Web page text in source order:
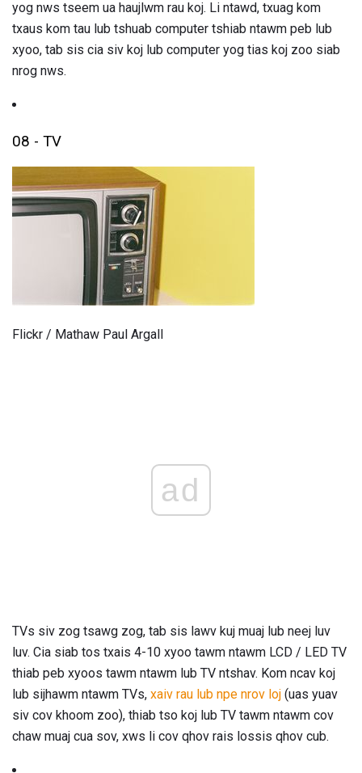
yog nws tseem ua haujlwm rau koj. Li ntawd, txuag kom
txaus kom tau lub tshuab computer tshiab ntawm peb lub
xyoo, tab sis cia siv koj lub computer yog tias koj zoo siab
nrog nws.
08 - TV
Flickr / Mathaw Paul Argall
ad
TVs siv zog tsawg zog, tab sis lawv kuj muaj lub neej luv
luv. Cia siab tos txais 4-10 xyoo tawm ntawm LCD / LED TV
thiab peb xyoos tawm ntawm lub TV ntshav. Kom ncav koj
lub sijhawm ntawm TVs, xaiv rau lub npe nrov loj (uas yuav
siv cov khoom zoo), thiab tso koj lub TV tawm ntawm cov
chaw muaj cua sov, xws li cov qhov rais lossis qhov cub.